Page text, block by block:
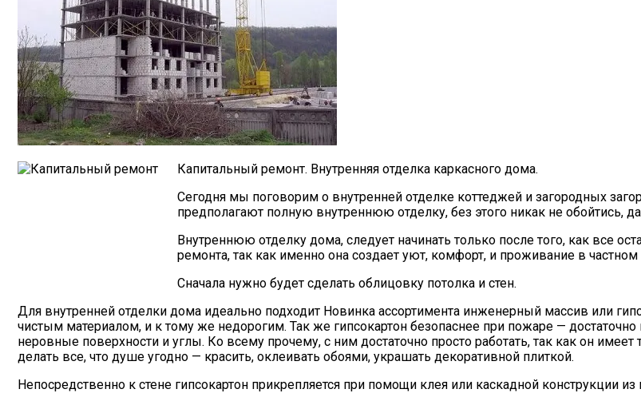
Капитальный ремонт. Внутренняя отделка каркасного дома.
Сегодня мы поговорим о внутренней отделке коттеджей и загородных
предполагают полную внутреннюю отделку, без этого никак не обойтись,
Внутреннюю отделку дома, следует начинать только после того, как все
ремонта, так как именно она создает уют, комфорт, и проживание в
Сначала нужно будет сделать облицовку потолка и стен.
Для внутренней отделки дома идеально подходит Новинка ассортимента инженерный массив или
чистым материалом, и к тому же недорогим. Так же гипсокартон безопаснее при пожаре — достаточно
неровные поверхности и углы. Ко всему прочему, с ним достаточно просто работать, так как он
делать все, что душе угодно — красить, оклеивать обоями, украшать декоративной плиткой.
Непосредственно к стене гипсокартон прикрепляется при помощи клея или каскадной конструкции из